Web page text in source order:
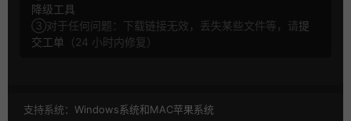
降级工具
③对于任何问题：下载链接无效，丢失某些文件等，请提
交工单 （24 小时内修复）
支持系统： Windows系统和MAC苹果系统